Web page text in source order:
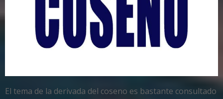
El tema de la derivada del coseno es bastante consultado